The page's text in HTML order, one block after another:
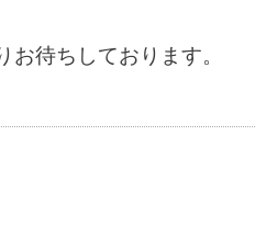
お待ちしております。